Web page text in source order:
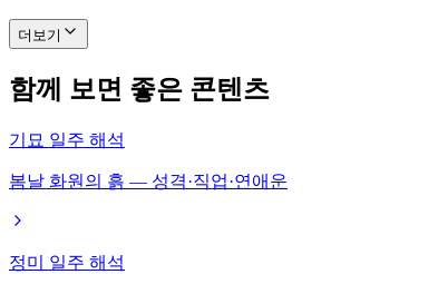
더보기
함께 보면 좋은 콘텐츠
기묘 일주 해석
봄날 화원의 흙 — 성격·직업·연애운
정미 일주 해석